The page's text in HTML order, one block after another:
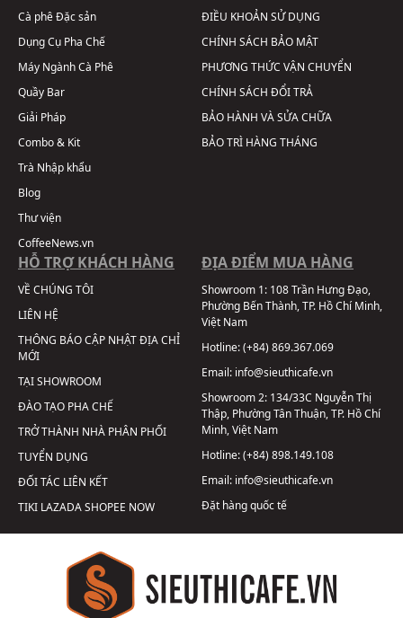
Cà phê Đặc sản
Dụng Cụ Pha Chế
Máy Ngành Cà Phê
Quầy Bar
Giải Pháp
Combo & Kit
Trà Nhập khẩu
Blog
Thư viện
CoffeeNews.vn
ĐIỀU KHOẢN SỬ DỤNG
CHÍNH SÁCH BẢO MẬT
PHƯƠNG THỨC VẬN CHUYỂN
CHÍNH SÁCH ĐỔI TRẢ
BẢO HÀNH VÀ SỬA CHỮA
BẢO TRÌ HÀNG THÁNG
HỖ TRỢ KHÁCH HÀNG
VỀ CHÚNG TÔI
LIÊN HỆ
THÔNG BÁO CẬP NHẬT ĐỊA CHỈ
MỚI
TẠI SHOWROOM
ĐÀO TẠO PHA CHẾ
TRỞ THÀNH NHÀ PHÂN PHỐI
TUYỂN DỤNG
ĐỐI TÁC LIÊN KẾT
TIKI LAZADASHOPEE NOW
ĐỊA ĐIỂM MUA HÀNG
Showroom 1: 108 Trần Hưng Đạo,
Phường Bến Thành, TP. Hồ Chí Minh,
Việt Nam
Hotline:(+84) 869.367.069
Email: info@sieuthicafe.vn
Showroom 2: 134/33C Nguyễn Thị
Thập, Phường Tân Thuận, TP. Hồ Chí
Minh, Việt Nam
Hotline:(+84) 898.149.108
Email: info@sieuthicafe.vn
Đặt hàng quốc tế